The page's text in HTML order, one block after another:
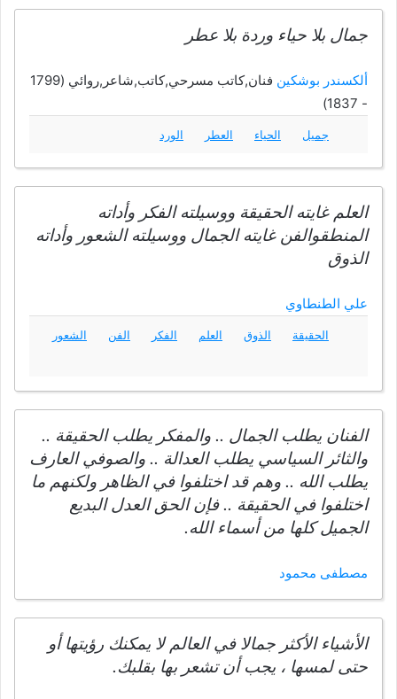
جمال بلا حياء وردة بلا عطر
ألكسندر بوشكين
فنان,كاتب مسرحي,كاتب,شاعر,روائي (1799
- 1837)
جميل الحياء العطر الورد
العلم غايته الحقيقة ووسيلته الفكر وأداته
المنطقوالفن غايته الجمال ووسيلته الشعور وأداته
الذوق
علي الطنطاوي
الحقيقة الذوق العلم الفكر الفن الشعور
الفنان يطلب الجمال .. والمفكر يطلب الحقيقة ..
والثائر السياسي يطلب العدالة .. والصوفي العارف
يطلب الله .. وهم قد اختلفوا في الظاهر ولكنهم ما
اختلفوا في الحقيقة .. فإن الحق العدل البديع
الجميل كلها من أسماء الله.
مصطفى محمود
الأشياء الأكثر جمالا في العالم لا يمكنك رؤيتها أو
حتى لمسها ، يجب أن تشعر بها بقلبك.